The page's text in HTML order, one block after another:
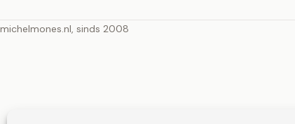
michelmones.nl, sinds 2008